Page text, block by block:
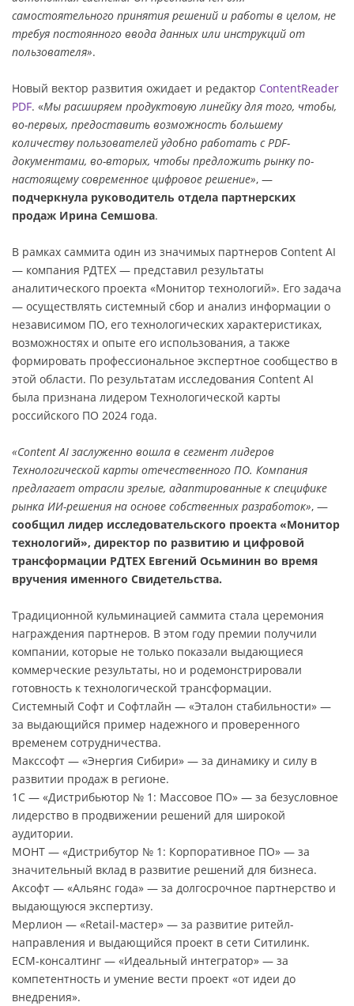
самостоятельного принятия решений и работы в целом, не
требуя постоянного ввода данных или инструкций от
пользователя».
Новый вектор развития ожидает и редактор ContentReader
PDF. «Мы расширяем продуктовую линейку для того, чтобы,
во-первых, предоставить возможность большему
количеству пользователей удобно работать с PDF-
документами, во-вторых, чтобы предложить рынку по-
настоящему современное цифровое решение», —
подчеркнула руководитель отдела партнерских
продаж Ирина Семшова.
В рамках саммита один из значимых партнеров Content AI
— компания РДТЕХ — представил результаты
аналитического проекта «Монитор технологий». Его задача
— осуществлять системный сбор и анализ информации о
независимом ПО, его технологических характеристиках,
возможностях и опыте его использования, а также
формировать профессиональное экспертное сообщество в
этой области. По результатам исследования Content AI
была признана лидером Технологической карты
российского ПО 2024 года.
«Content AI заслуженно вошла в сегмент лидеров
Технологической карты отечественного ПО. Компания
предлагает отрасли зрелые, адаптированные к специфике
рынка ИИ-решения на основе собственных разработок», —
сообщил лидер исследовательского проекта «Монитор
технологий», директор по развитию и цифровой
трансформации РДТЕХ Евгений Осьминин во время
вручения именного Свидетельства.
Традиционной кульминацией саммита стала церемония
награждения партнеров. В этом году премии получили
компании, которые не только показали выдающиеся
коммерческие результаты, но и родемонстрировали
готовность к технологической трансформации.
Системный Софт и Софтлайн — «Эталон стабильности» —
за выдающийся пример надежного и проверенного
временем сотрудничества.
Макссофт — «Энергия Сибири» — за динамику и силу в
развитии продаж в регионе.
1С — «Дистрибьютор № 1: Массовое ПО» — за безусловное
лидерство в продвижении решений для широкой
аудитории.
МОНТ — «Дистрибутор № 1: Корпоративное ПО» — за
значительный вклад в развитие решений для бизнеса.
Аксофт — «Альянс года» — за долгосрочное партнерство и
выдающуюся экспертизу.
Мерлион — «Retail-мастер» — за развитие ритейл-
направления и выдающийся проект в сети Ситилинк.
ECM-консалтинг — «Идеальный интегратор» — за
компетентность и умение вести проект «от идеи до
внедрения».